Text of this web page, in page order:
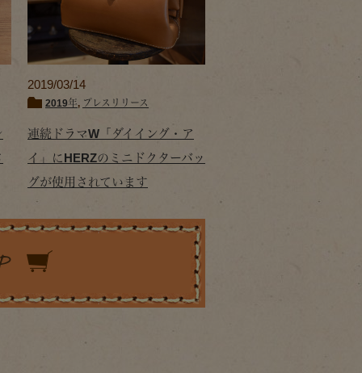
2019/03/14
2019年, プレスリリース
連続ドラマW「ダイイング・ア
イ」にHERZのミニドクターバッ
グが使用されています